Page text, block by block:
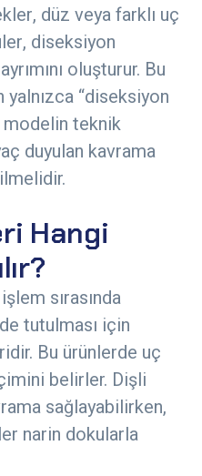
düz veya farklı uç
diseksiyon
oluşturur. Bu
yalnızca “diseksiyon
teknik
duyulan kavrama
Hangi
sırasında
tutulması için
Bu ürünlerde uç
belirler. Dişli
sağlayabilirken,
narin dokularla